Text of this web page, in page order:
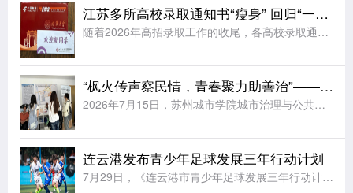
江苏多所高校录取通知书“瘦身” 回归“一页纸”
随着2026年高招录取工作的收尾，各高校录取通知书开始陆续寄送到考生手中。据《扬子晚报》报道，江苏多所高校今年大幅简化了录取通知书的设计，普遍采用“一页纸”的简约形式，同时在有限的纸面上融入各校特色元
“枫火传声察民情，青春聚力助善治”——苏州城市学院实践团赴福运社区开展走访调研
2026年7月15日，苏州城市学院城市治理与公共事务学院“枫火传声，善治民和”暑期社会实践团前往苏州市姑苏区福运社区党群服务中心走访调研。学院法学专业教师王昊为、辅导员周玲燕随行指导，与实践团成员一同
连云港发布青少年足球发展三年行动计划
7月29日，《连云港市青少年足球发展三年行动计划(2026—2028年)》发布会在连云港市体育中心举行。据《新华日报》报道，未来三年连云港将完善县区“631”(6所小学、3所初中、1所高中)青训布局，